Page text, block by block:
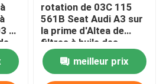
C
rotation de 03C 115
561B Seat Audi A3 sur
la prime d'Altea de
filtres à huile des
véhicules à moteur
pour le métal
endommagé
meilleur prix